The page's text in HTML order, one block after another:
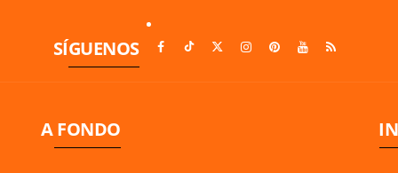
SÍGUENOS
A FONDO